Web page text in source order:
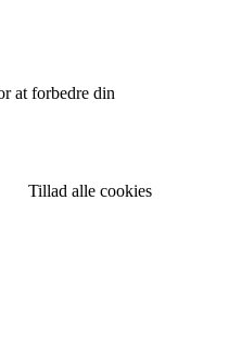
at forbedre din
Tillad alle cookies